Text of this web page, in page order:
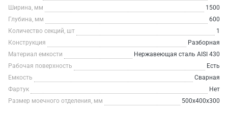
Ширина, мм
1500
Глубина, мм
600
Количество секций, шт
1
Конструкция
Разборная
Материал емкости
Нержавеющая сталь AISI 430
Рабочая поверхность
Есть
Емкость
Сварная
Фартук
Нет
Размер моечного отделения, мм
500x400x300